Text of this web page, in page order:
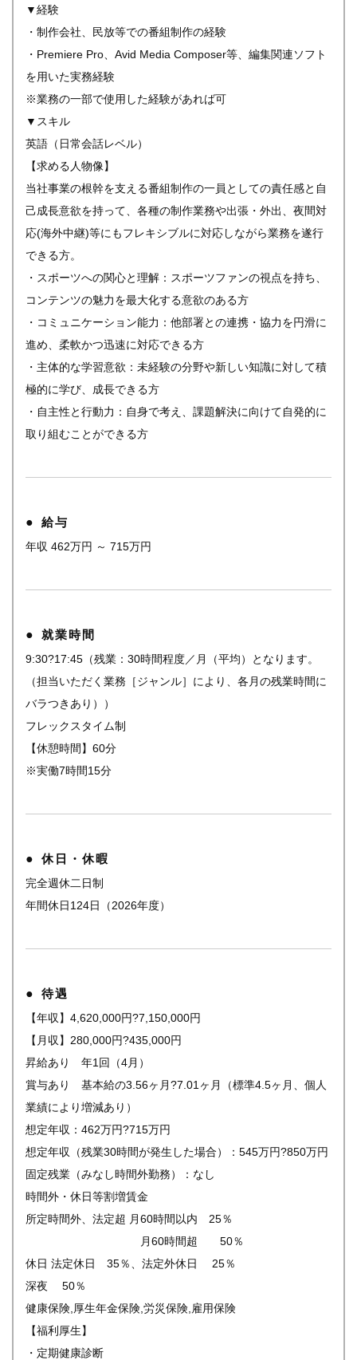
▼経験
・制作会社、民放等での番組制作の経験
・Premiere Pro、Avid Media Composer等、編集関連ソフト
を用いた実務経験
※業務の一部で使用した経験があれば可
▼スキル
英語（日常会話レベル）
【求める人物像】
当社事業の根幹を支える番組制作の一員としての責任感と自
己成長意欲を持って、各種の制作業務や出張・外出、夜間対
応(海外中継)等にもフレキシブルに対応しながら業務を遂行
できる方。
・スポーツへの関心と理解：スポーツファンの視点を持ち、
コンテンツの魅力を最大化する意欲のある方
・コミュニケーション能力：他部署との連携・協力を円滑に
進め、柔軟かつ迅速に対応できる方
・主体的な学習意欲：未経験の分野や新しい知識に対して積
極的に学び、成長できる方
・自主性と行動力：自身で考え、課題解決に向けて自発的に
取り組むことができる方
給与
年収 462万円 ～ 715万円
就業時間
9:30?17:45（残業：30時間程度／月（平均）となります。
（担当いただく業務［ジャンル］により、各月の残業時間に
バラつきあり））
フレックスタイム制
【休憩時間】60分
※実働7時間15分
休日・休暇
完全週休二日制
年間休日124日（2026年度）
待遇
【年収】4,620,000円?7,150,000円
【月収】280,000円?435,000円
昇給あり 年1回（4月）
賞与あり 基本給の3.56ヶ月?7.01ヶ月（標準4.5ヶ月、個人
業績により増減あり）
想定年収：462万円?715万円
想定年収（残業30時間が発生した場合）：545万円?850万円
固定残業（みなし時間外勤務）：なし
時間外・休日等割増賃金
所定時間外、法定超 月60時間以内 25％
月60時間超 50％
休日 法定休日 35％、法定外休日 25％
深夜 50％
健康保険,厚生年金保険,労災保険,雇用保険
【福利厚生】
・定期健康診断